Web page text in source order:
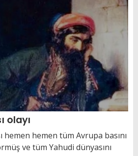
olayı
hemen hemen tüm Avrupa basını
ve tüm Yahudi dünyasını